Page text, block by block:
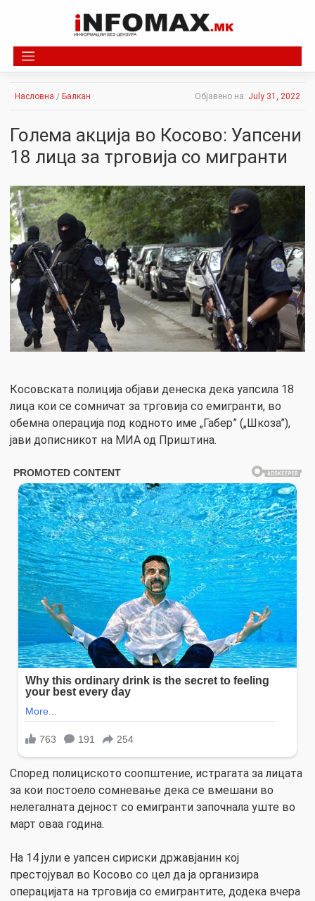
Насловна / Балкан Објавено на: July 31, 2022
Голема акција во Косово: Уапсени
18 лица за трговија со мигранти
Косовската полиција објави денеска дека уапсила 18
лица кои се сомничат за трговија со емигранти, во
обемна операција под кодното име „Габер” („Шкоза”),
јави дописникот на МИА од Приштина.
Според полициското соопштение, истрагата за лицата
за кои постоело сомневање дека се вмешани во
нелегалната дејност со емигранти започнала уште во
март оваа година.
На 14 јули е уапсен сириски државјанин кој
престојувал во Косово со цел да ја организира
операцијата на трговија со емигрантите, додека вчера